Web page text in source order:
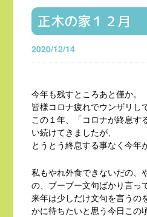
正木の家１２月
2020/12/14
今年も残すところあと僅か。
皆様コロナ疲れでウンザリし
この１年、「コロナが終息す
い続けてきましたが、
とうとう終息する事なく今年
私もやれ外食できないだの、
の、ブーブー文句ばかり言っ
来年は少しだけ文句を言うの
かに待ちたいと思う今日この